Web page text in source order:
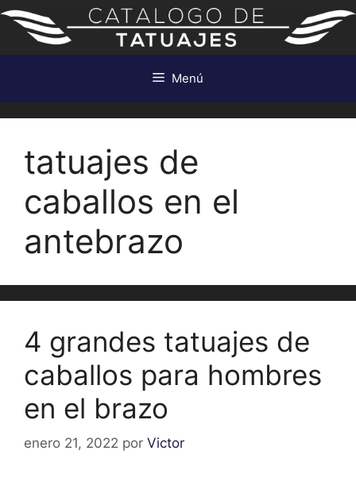
Saltar
contenido
Menú
tatuajes de
caballos en el
antebrazo
4 grandes tatuajes de
caballos para hombres
en el brazo
enero 21, 2022 por Victor